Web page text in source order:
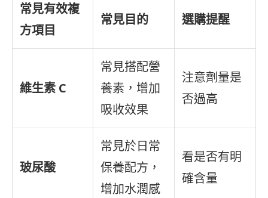
常見有效複
方項目
常見目的 選購提醒
維生素 C
常見搭配營
養素，增加
吸收效果
注意劑量是
否過高
玻尿酸
常見於日常
保養配方，
增加水潤感
看是否有明
確含量